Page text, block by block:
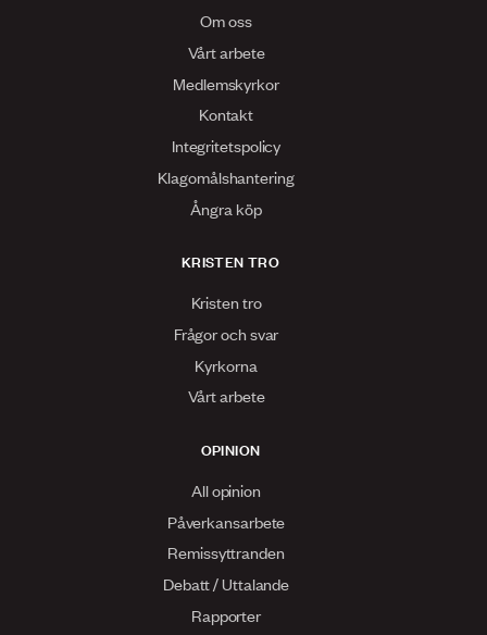
Om oss
Vårt arbete
Medlemskyrkor
Kontakt
Integritetspolicy
Klagomålshantering
Ångra köp
KRISTEN TRO
Kristen tro
Frågor och svar
Kyrkorna
Vårt arbete
OPINION
All opinion
Påverkansarbete
Remissyttranden
Debatt / Uttalande
Rapporter